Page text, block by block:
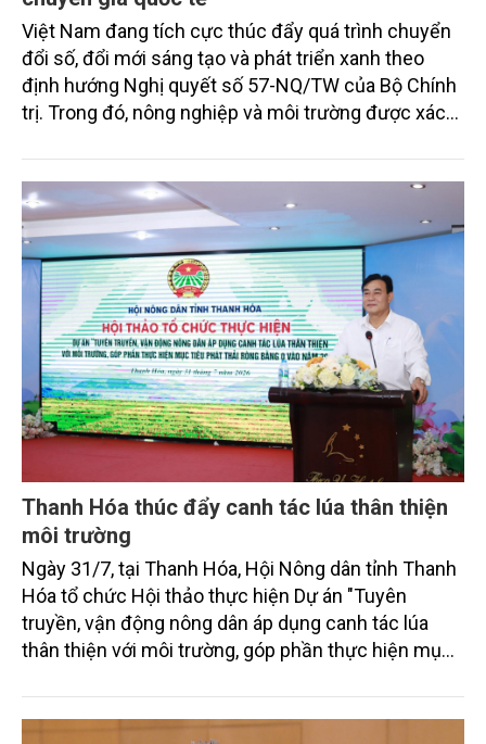
Việt Nam đang tích cực thúc đẩy quá trình chuyển
đổi số, đổi mới sáng tạo và phát triển xanh theo
định hướng Nghị quyết số 57-NQ/TW của Bộ Chính
trị. Trong đó, nông nghiệp và môi trường được xác
sắc bởi các tiến bộ công nghệ và cam kết bền vững
toàn cầu, đặc biệt là mục tiêu đưa phát thải ròng
bằng 0 (Net-Zero) vào năm 2050.
Thanh Hóa thúc đẩy canh tác lúa thân thiện
môi trường
Ngày 31/7, tại Thanh Hóa, Hội Nông dân tỉnh Thanh
Hóa tổ chức Hội thảo thực hiện Dự án "Tuyên
truyền, vận động nông dân áp dụng canh tác lúa
thân thiện với môi trường, góp phần thực hiện mục
trình thu hút sự tham gia của đông đảo đại biểu đến
từ các cơ quan quản lý nhà nước, đơn vị nghiên cứu,